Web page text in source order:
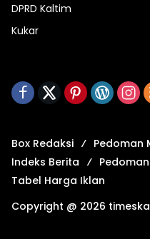
DPRD Kaltim
Kukar
Box Redaksi
Pedoman
Indeks Berita
Tabel Harga Iklan
Copyright @ 2026